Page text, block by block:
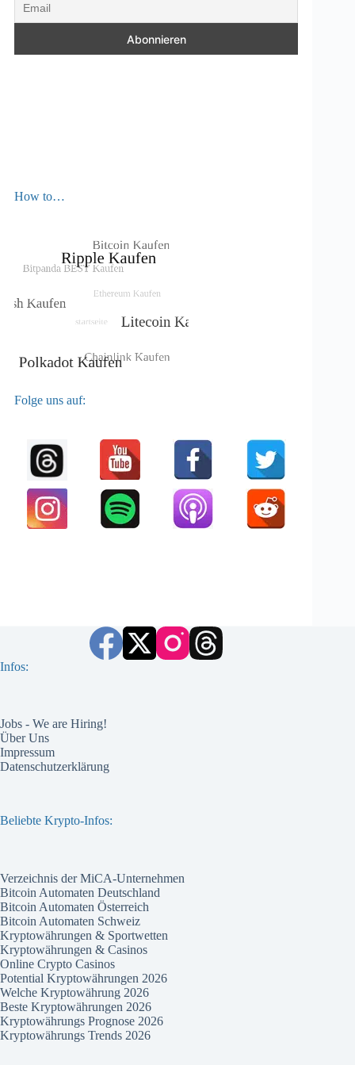
How to…
Folge uns auf:
Infos:
Jobs - We are Hiring!
Über Uns
Impressum
Datenschutzerklärung
Beliebte Krypto-Infos:
Verzeichnis der MiCA-Unternehmen
Bitcoin Automaten Deutschland
Bitcoin Automaten Österreich
Bitcoin Automaten Schweiz
Kryptowährungen & Sportwetten
Kryptowährungen & Casinos
Online Crypto Casinos
Potential Kryptowährungen 2026
Welche Kryptowährung 2026
Beste Kryptowährungen 2026
Kryptowährungs Prognose 2026
Kryptowährungs Trends 2026